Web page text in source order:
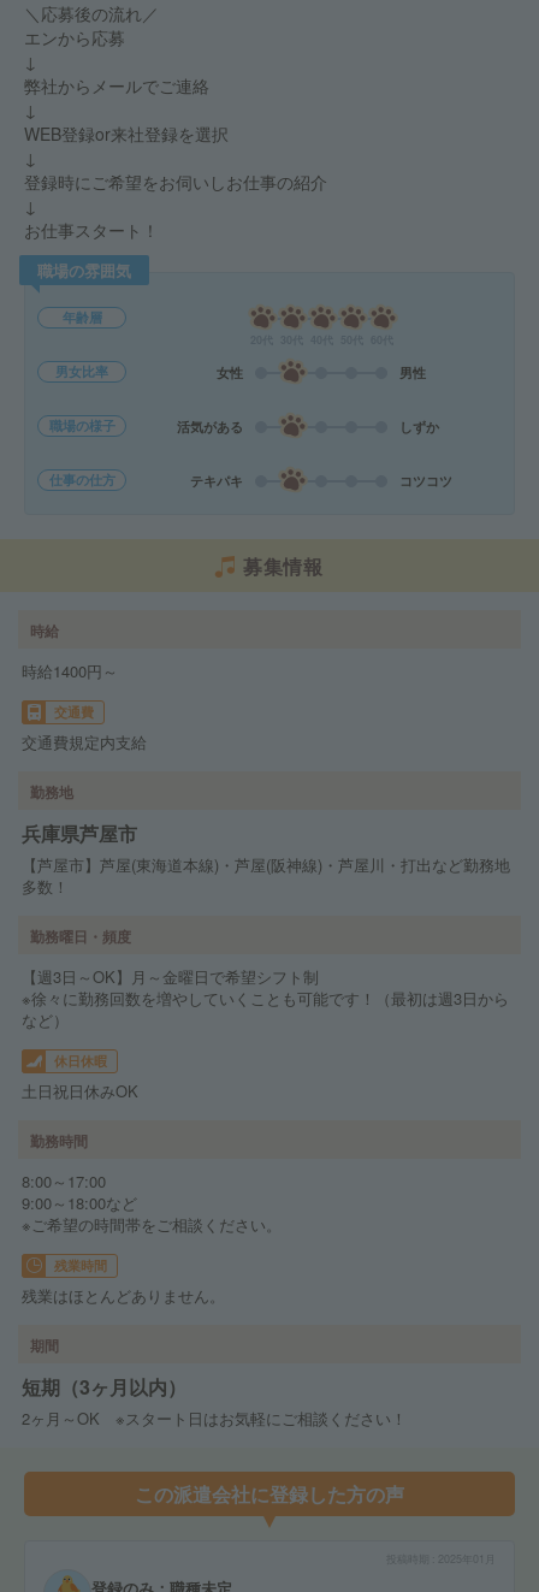
＼応募後の流れ／
エンから応募
↓
弊社からメールでご連絡
↓
WEB登録or来社登録を選択
↓
登録時にご希望をお伺いしお仕事の紹介
↓
お仕事スタート！
職場の雰囲気
年齢層
男女比率 女性 男性
職場の様子 活気がある しずか
仕事の仕方 テキパキ コツコツ
募集情報
時給
時給1400円～
交通費
交通費規定内支給
勤務地
兵庫県芦屋市
【芦屋市】芦屋(東海道本線)・芦屋(阪神線)・芦屋川・打出など勤務地
多数！
勤務曜日・頻度
【週3日～OK】月～金曜日で希望シフト制
※徐々に勤務回数を増やしていくことも可能です！（最初は週3日から
など）
休日休暇
土日祝日休みOK
勤務時間
8:00～17:00
9:00～18:00など
※ご希望の時間帯をご相談ください。
残業時間
残業はほとんどありません。
期間
短期（3ヶ月以内）
2ヶ月～OK ※スタート日はお気軽にご相談ください！
この派遣会社に登録した方の声
2025年01月